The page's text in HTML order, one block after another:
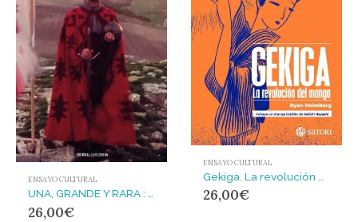
ENSAYO CULTURAL
26,00€
ENSAYO CULTURAL
26,00€